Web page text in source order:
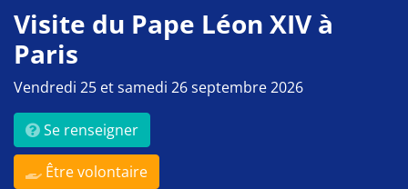
Visite du Pape Léon XIV à
Paris
Vendredi 25 et samedi 26 septembre 2026
Se renseigner
Être volontaire